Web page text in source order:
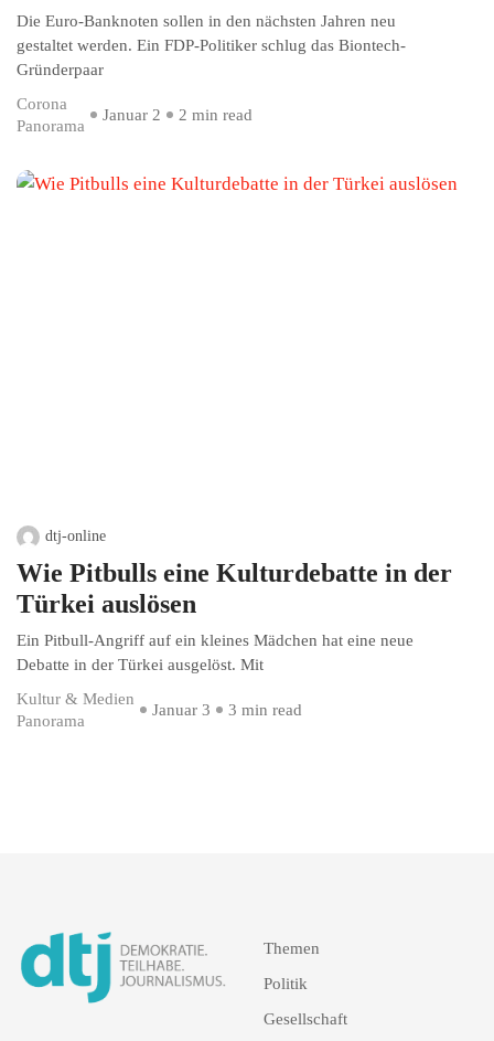
Die Euro-Banknoten sollen in den nächsten Jahren neu
gestaltet werden. Ein FDP-Politiker schlug das Biontech-
Gründerpaar
Corona
Panorama
Januar 2 2 min read
dtj-online
Wie Pitbulls eine Kulturdebatte in der
Türkei auslösen
Ein Pitbull-Angriff auf ein kleines Mädchen hat eine neue
Debatte in der Türkei ausgelöst. Mit
Kultur & Medien
Panorama
Januar 3 3 min read
Themen
Politik
Gesellschaft